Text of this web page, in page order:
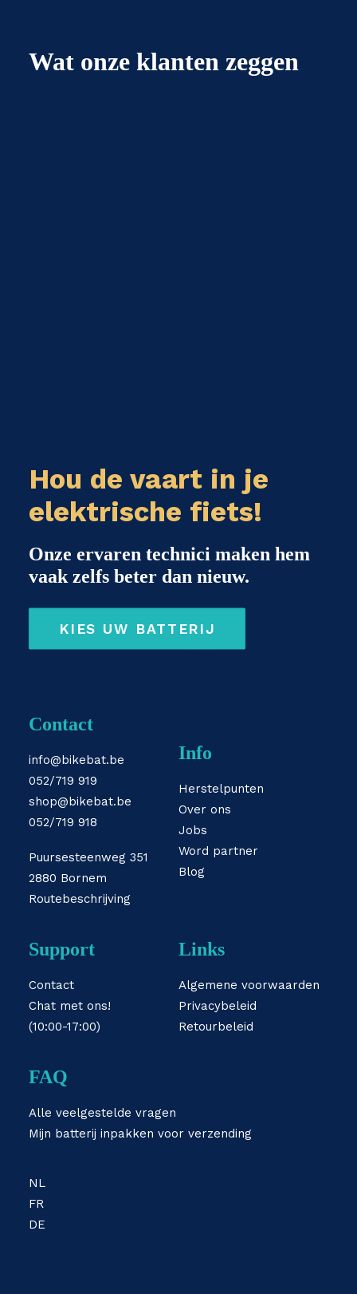
Wat onze klanten zeggen
Hou de vaart in je
elektrische fiets!
Onze ervaren technici maken hem
vaak zelfs beter dan nieuw.
KIES UW BATTERIJ
Contact
info@bikebat.be
052/719 919
shop@bikebat.be
052/719 918
Puursesteenweg 351
2880 Bornem
Routebeschrijving
Info
Herstelpunten
Over ons
Jobs
Word partner
Blog
Support
Contact
Chat met ons!
(10:00-17:00)
Links
Algemene voorwaarden
Privacybeleid
Retourbeleid
FAQ
Alle veelgestelde vragen
Mijn batterij inpakken voor verzending
NL
FR
DE